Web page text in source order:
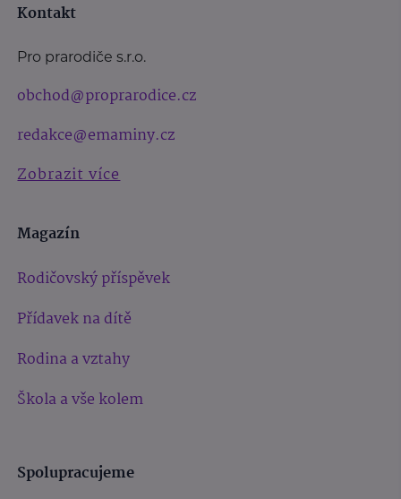
Kontakt
Pro prarodiče s.r.o.
obchod@proprarodice.cz
redakce@emaminy.cz
Zobrazit více
Magazín
Rodičovský příspěvek
Přídavek na dítě
Rodina a vztahy
Škola a vše kolem
Spolupracujeme